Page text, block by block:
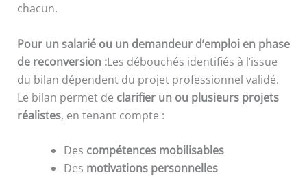
chacun.
Pour un salarié ou un demandeur d’emploi en phase
de reconversion :Les débouchés identifiés à l’issue
du bilan dépendent du projet professionnel validé.
Le bilan permet de clarifier un ou plusieurs projets
réalistes, en tenant compte :
Des compétences mobilisables
Des motivations personnelles